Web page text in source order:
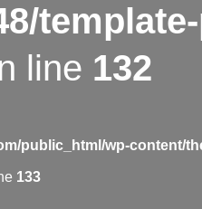
line 132
public_html/wp-content/
133